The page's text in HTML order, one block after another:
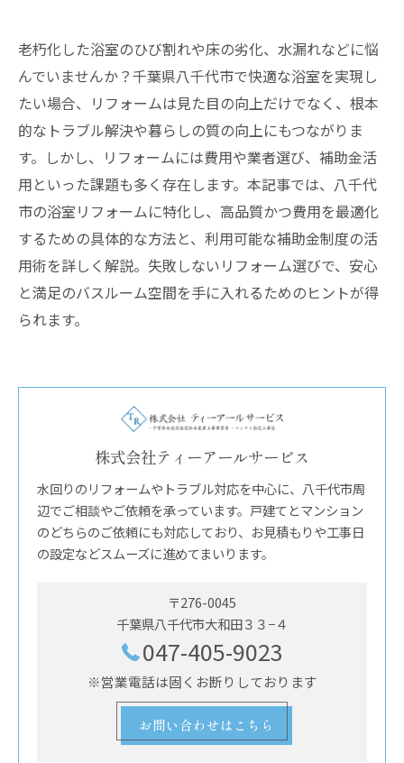
老朽化した浴室のひび割れや床の劣化、水漏れなどに悩
んでいませんか？千葉県八千代市で快適な浴室を実現し
たい場合、リフォームは見た目の向上だけでなく、根本
的なトラブル解決や暮らしの質の向上にもつながりま
す。しかし、リフォームには費用や業者選び、補助金活
用といった課題も多く存在します。本記事では、八千代
市の浴室リフォームに特化し、高品質かつ費用を最適化
するための具体的な方法と、利用可能な補助金制度の活
用術を詳しく解説。失敗しないリフォーム選びで、安心
と満足のバスルーム空間を手に入れるためのヒントが得
られます。
株式会社ティーアールサービス
水回りのリフォームやトラブル対応を中心に、八千代市周
辺でご相談やご依頼を承っています。戸建てとマンション
のどちらのご依頼にも対応しており、お見積もりや工事日
の設定などスムーズに進めてまいります。
〒276-0045
千葉県八千代市大和田３３−４
047-405-9023
※営業電話は固くお断りしております
お問い合わせはこちら